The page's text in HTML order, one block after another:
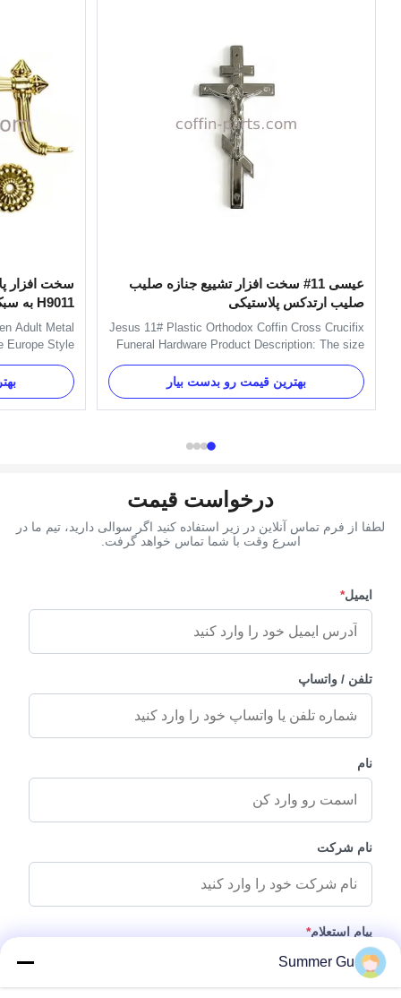
عیسی 11# سخت افزار تشییع جنازه صلیب
صلیب ارتدکس پلاستیکی
Jesus 11# Plastic Orthodox Coffin Cross Crucifix
Funeral Hardware Product Description: The size
of the cross is 37*13.7cm. It is used on coffin lid
for decorating. Item Name TX-Jesus 11# Material
Plastic(PP) Color Gold, silver, copper and as
customer's request Size 37*13.7cm Delivery
بهترین قیمت رو بدست بیار
سخت افزار
H9011 به سبک اروپا
Adult Metal
Europe Style
include
nuts. And we
Name TX-
Metal Color
درخواست قیمت
لطفا از فرم تماس آنلاین در زیر استفاده کنید اگر سوالی دارید، تیم ما در
اسرع وقت با شما تماس خواهد گرفت.
ایمیل*
تلفن / واتساپ
نام
نام شرکت
پیام استعلام*
Summer Gu